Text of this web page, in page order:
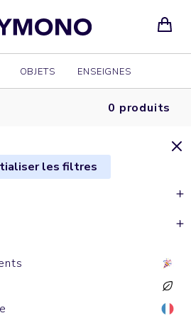
OBJETS ENSEIGNES
0 produits
les filtres